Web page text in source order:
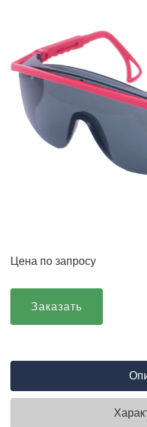
Цена по запросу
Заказать